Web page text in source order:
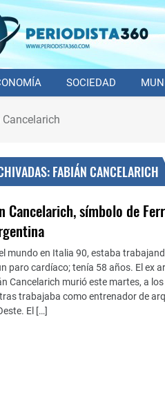
SOCIEDAD
FABIÁN CANCELARICH
Cancelarich, símbolo de
mundo en Italia 90, estaba
paro cardíaco; tenía 58 años. El ex
Cancelarich murió este martes, a
trabajaba como entrenador de
El […]